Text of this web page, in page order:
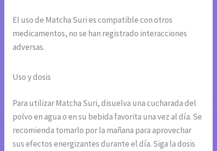
El uso de Matcha Suri es compatible con otros
medicamentos, no se han registrado interacciones
adversas.
Uso y dosis
Para utilizar Matcha Suri, disuelva una cucharada del
polvo en agua o en su bebida favorita una vez al día. Se
recomienda tomarlo por la mañana para aprovechar
sus efectos energizantes durante el día. Siga la dosis